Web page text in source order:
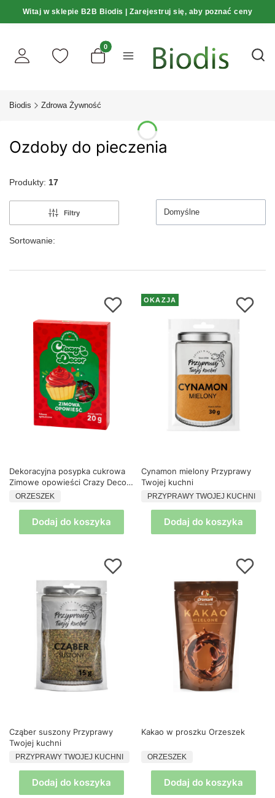
Witaj w sklepie B2B Biodis | Zarejestruj się, aby poznać ceny
Produkty w koszyku: 0. Zobacz szczegóły
Biodis Zdrowa Żywność
Ozdoby do pieczenia
Produkty: 17
Filtry
Sortowanie:
Domyślne
Dekoracyjna posypka cukrowa
Zimowe opowieści Crazy Decor
20g
PRODUCENT
ORZESZEK
Dodaj do koszyka
OKAZJA
Cynamon mielony Przyprawy
Twojej kuchni
PRODUCENT
PRZYPRAWY TWOJEJ KUCHNI
Dodaj do koszyka
Cząber suszony Przyprawy
Twojej kuchni
PRODUCENT
PRZYPRAWY TWOJEJ KUCHNI
Dodaj do koszyka
Kakao w proszku Orzeszek
PRODUCENT
ORZESZEK
Dodaj do koszyka